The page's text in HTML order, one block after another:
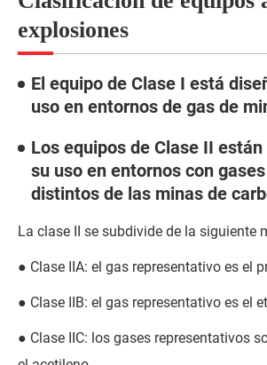
explosiones
El equipo de Clase I está
uso en entornos de gas de
Los equipos de Clase II
su uso en entornos con
distintos de las minas de
La clase II se subdivide de la siguiente
● Clase IIA: el gas representativo es el
● Clase IIB: el gas representativo es el
● Clase IIC: los gases representativos